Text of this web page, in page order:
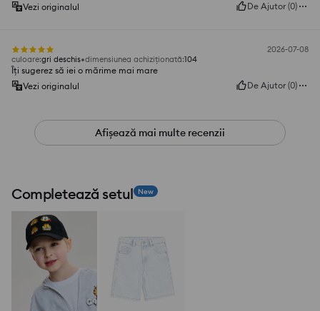
Vezi originalul
De Ajutor (0)
2026-07-08
culoare:gri deschis dimensiunea achiziționată:104
Îți sugerez să iei o mărime mai mare
Vezi originalul
De Ajutor (0)
Afișează mai multe recenzii
Completează setul New